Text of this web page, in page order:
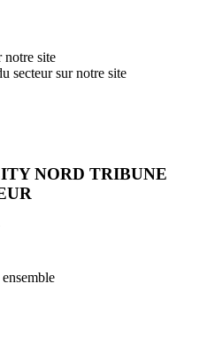
notre site
secteur sur notre site
NORD TRIBUNE